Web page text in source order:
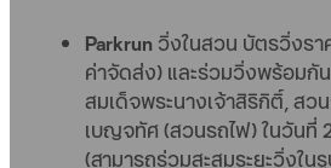
Parkrun วิ่งในสวน บัตรวิ่งรา
ค่าจัดส่ง) และร่วมวิ่งพร้อมกั
สมเด็จพระนางเจ้าสิริกิติ์, สว
เบญจทัศ (สวนรถไฟ) ในวันที่
(สามารถร่วมสะสมระยะวิ่งใน